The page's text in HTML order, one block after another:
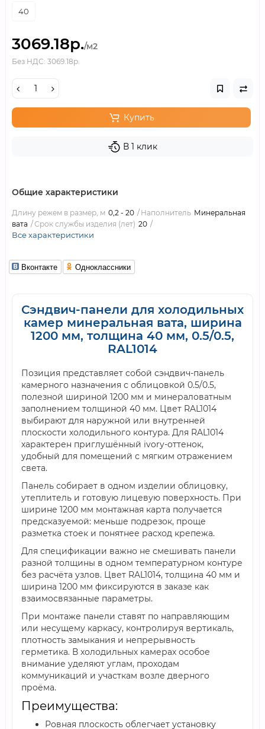
40
3069.18р./м2
Без НДС: 3069.18р.
Купить
В 1 клик
Общие характеристики
Длину режем в размер, м 0,2 - 20 Наполнитель Минеральная
вата
Срок службы изделия (лет) 20
Все характеристики
Вконтакте Одноклассники
Сэндвич-панели для холодильных
камер минеральная вата, ширина
1200 мм, толщина 40 мм, 0.5/0.5,
RAL1014
Позиция представляет собой сэндвич-панель
камерного назначения с облицовкой 0.5/0.5,
полезной шириной 1200 мм и минераловатным
заполнением толщиной 40 мм. Цвет RAL1014
выбирают для наружной или внутренней
плоскости холодильного контура. Для RAL1014
характерен приглушённый ivory-оттенок,
удобный для помещений с мягким отражением
света.
Панель собирает в одном изделии облицовку,
утеплитель и готовую лицевую поверхность. При
ширине 1200 мм монтажная карта получается
предсказуемой: меньше подрезок, проще
разметка стоек и понятнее расход крепежа.
Для спецификации важно не смешивать панели
разной толщины в одном температурном контуре
без расчёта узлов. Цвет RAL1014, толщина 40 мм и
ширина 1200 мм фиксируются в заказе как
взаимосвязанные параметры.
При монтаже панели ставят по направляющим
или несущему каркасу, контролируя вертикаль,
плотность замыкания и непрерывность
герметика. В холодильных камерах особое
внимание уделяют углам, проходам
коммуникаций и участкам возле дверного
проёма.
Преимущества:
Ровная плоскость облегчает установку